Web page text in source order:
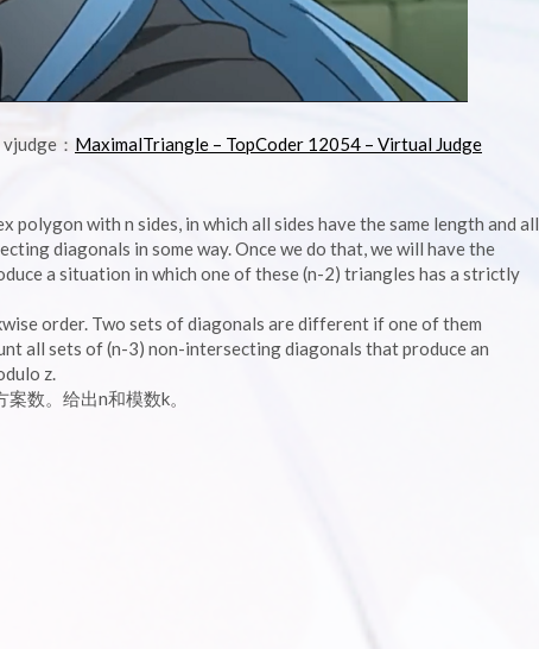
vjudge： MaximalTriangle – TopCoder 12054 – Virtual Judge
polygon with n sides, in which all sides have the same length and all
diagonals in some way. Once we do that, we will have the
a situation in which one of these (n-2) triangles has a strictly
order. Two sets of diagonals are different if one of them
all sets of (n-3) non-intersecting diagonals that produce an
z.
数。给出n和模数k。